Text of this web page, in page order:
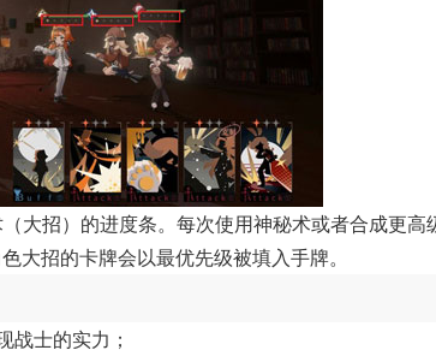
大招）的进度条。每次使用神秘术或者合成更高
大招的卡牌会以最优先级被填入手牌。
战士的实力；